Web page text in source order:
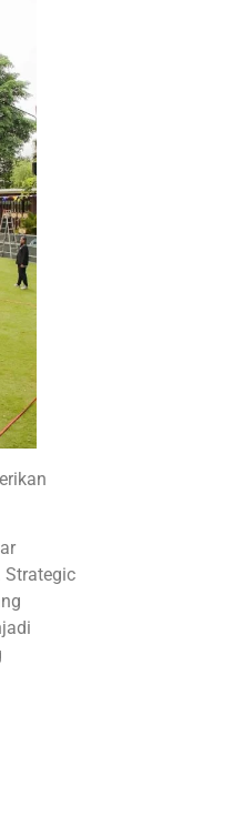
Strategic